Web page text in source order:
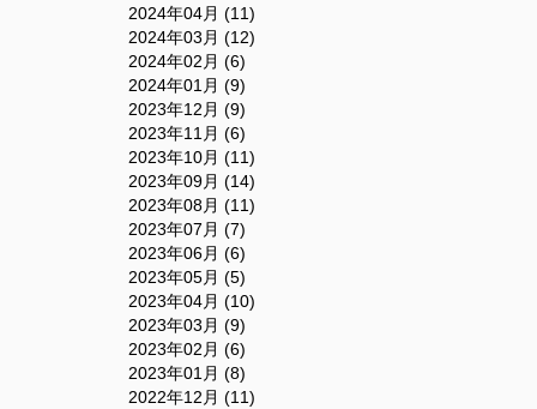
2024年04月 (11)
2024年03月 (12)
2024年02月 (6)
2024年01月 (9)
2023年12月 (9)
2023年11月 (6)
2023年10月 (11)
2023年09月 (14)
2023年08月 (11)
2023年07月 (7)
2023年06月 (6)
2023年05月 (5)
2023年04月 (10)
2023年03月 (9)
2023年02月 (6)
2023年01月 (8)
2022年12月 (11)